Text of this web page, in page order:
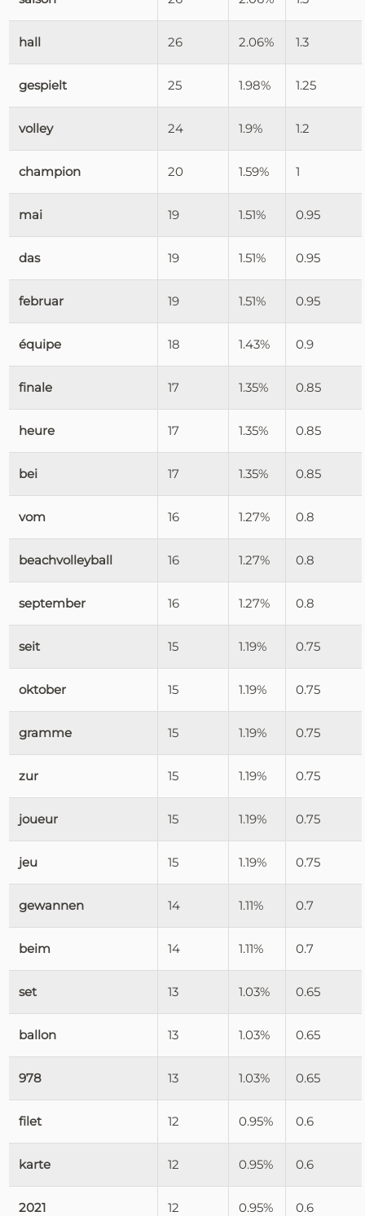
hall 26 2.06% 1.3
gespielt 25 1.98% 1.25
volley 24 1.9% 1.2
champion 20 1.59% 1
mai 19 1.51% 0.95
das 19 1.51% 0.95
februar 19 1.51% 0.95
équipe 18 1.43% 0.9
finale 17 1.35% 0.85
heure 17 1.35% 0.85
bei 17 1.35% 0.85
vom 16 1.27% 0.8
beachvolleyball 16 1.27% 0.8
september 16 1.27% 0.8
seit 15 1.19% 0.75
oktober 15 1.19% 0.75
gramme 15 1.19% 0.75
zur 15 1.19% 0.75
joueur 15 1.19% 0.75
jeu 15 1.19% 0.75
gewannen 14 1.11% 0.7
beim 14 1.11% 0.7
set 13 1.03% 0.65
ballon 13 1.03% 0.65
978 13 1.03% 0.65
filet 12 0.95% 0.6
karte 12 0.95% 0.6
2021 12 0.95% 0.6